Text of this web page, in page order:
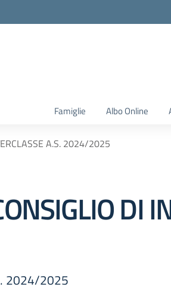
Famiglie Albo Online
A.S. 2024/2025
DI
2024/2025